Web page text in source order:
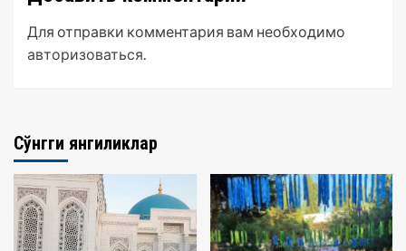
Для отправки комментария вам необходимо
авторизоваться.
Сўнгги янгиликлар